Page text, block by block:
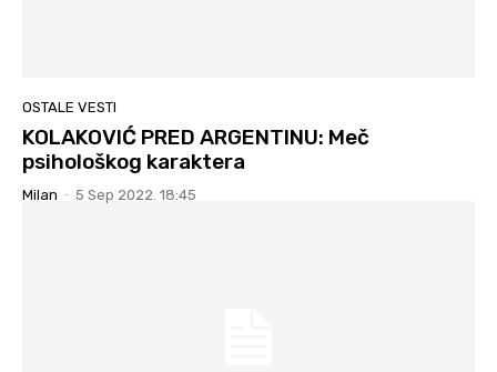
OSTALE VESTI
KOLAKOVIĆ PRED ARGENTINU: Meč
psihološkog karaktera
Milan - 5 Sep 2022. 18:45